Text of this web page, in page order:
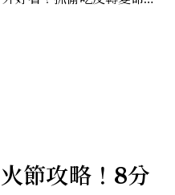
節攻略！8分